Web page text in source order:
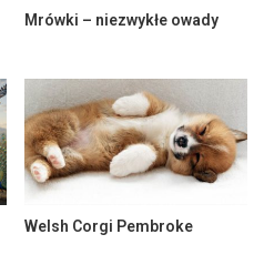
Mrówki – niezwykłe owady
Welsh Corgi Pembroke